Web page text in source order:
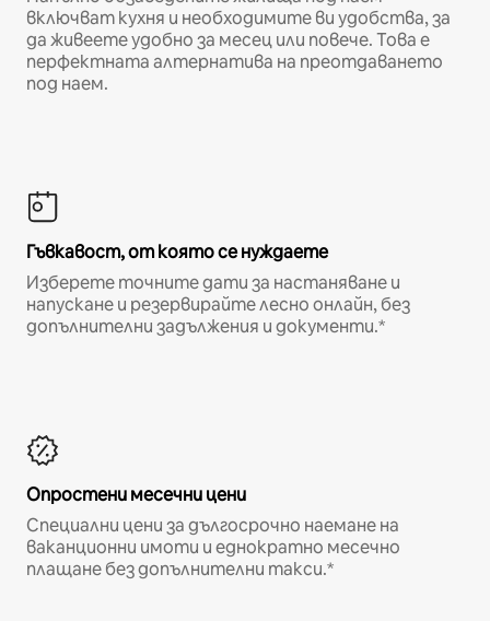
включват кухня и необходимите ви удобства, за
да живеете удобно за месец или повече. Това е
перфектната алтернатива на преотдаването
под наем.
Гъвкавост, от която се нуждаете
Изберете точните дати за настаняване и
напускане и резервирайте лесно онлайн, без
допълнителни задължения и документи.*
Опростени месечни цени
Специални цени за дългосрочно наемане на
ваканционни имоти и еднократно месечно
плащане без допълнителни такси.*